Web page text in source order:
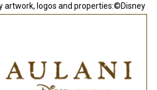
artwork, logos and properties:©Disney